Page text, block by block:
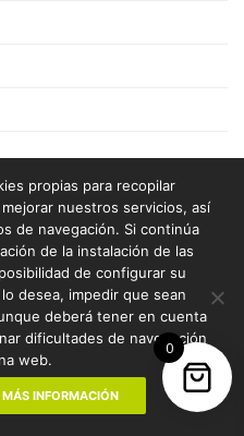
0
propias para recopilar
nuestros servicios, así
de navegación. Si continúa
de la instalación de las
de configurar su
desea, impedir que sean
deberá tener en cuenta
dificultades de navegación
web.
MÁS INFORMACIÓN